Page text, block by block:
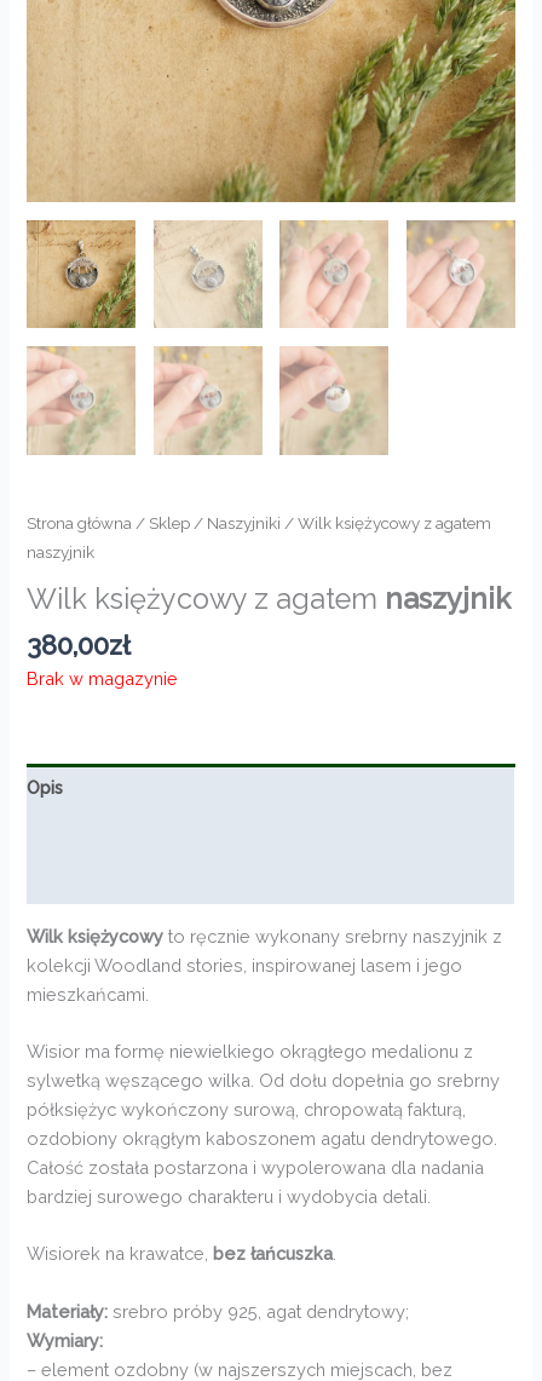
Strona główna / Sklep / Naszyjniki / Wilk księżycowy z agatem
naszyjnik
Wilk księżycowy z agatem naszyjnik
380,00zł
Brak w magazynie
Opis
Wilk księżycowy to ręcznie wykonany srebrny naszyjnik z
kolekcji Woodland stories, inspirowanej lasem i jego
mieszkańcami.
Wisior ma formę niewielkiego okrągłego medalionu z
sylwetką węszącego wilka. Od dołu dopełnia go srebrny
półksiężyc wykończony surową, chropowatą fakturą,
ozdobiony okrągłym kaboszonem agatu dendrytowego.
Całość została postarzona i wypolerowana dla nadania
bardziej surowego charakteru i wydobycia detali.
Wisiorek na krawatce, bez łańcuszka.
Materiały: srebro próby 925, agat dendrytowy;
Wymiary:
– element ozdobny (w najszerszych miejscach, bez